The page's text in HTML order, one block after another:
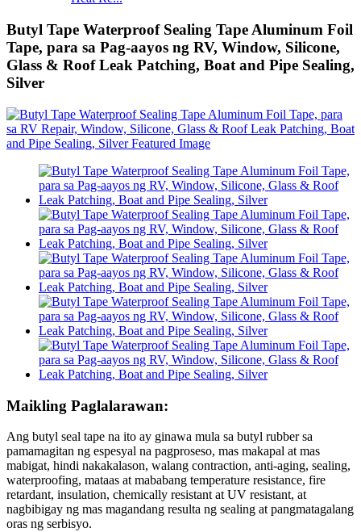
Butyl Tape Waterproof Sealing Tape Aluminum Foil
Tape, para sa Pag-aayos ng RV, Window, Silicone,
Glass & Roof Leak Patching, Boat and Pipe Sealing,
Silver
Maikling Paglalarawan:
Ang butyl seal tape na ito ay ginawa mula sa butyl rubber sa
pamamagitan ng espesyal na pagproseso, mas makapal at mas
mabigat, hindi nakakalason, walang contraction, anti-aging, sealing,
waterproofing, mataas at mababang temperature resistance, fire
retardant, insulation, chemically resistant at UV resistant, at
nagbibigay ng mas magandang resulta ng sealing at pangmatagalang
oras ng serbisyo.